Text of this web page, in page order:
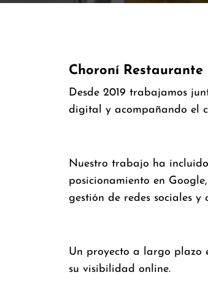
Choroní Restaurante
Desde 2019 trabajamos
digital y acompañando el
Nuestro trabajo ha
posicionamiento en
gestión de redes sociales
Un proyecto a largo plazo
su visibilidad online.